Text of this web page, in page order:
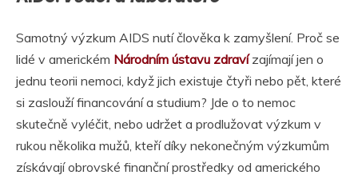
Samotný výzkum AIDS nutí člověka k zamyšlení. Proč se
lidé v americkém Národním ústavu zdravízajímají jen o
jednu teorii nemoci, když jich existuje čtyři nebo pět, které
si zaslouží financování a studium? Jde o to nemoc
skutečně vyléčit, nebo udržet a prodlužovat výzkum v
rukou několika mužů, kteří díky nekonečným výzkumům
získávají obrovské finanční prostředky od amerického